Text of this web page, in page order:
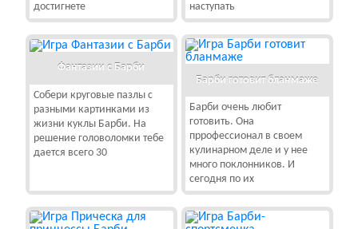
достигнете
наступать
Фантазии с Барби
Собери круговые пазлы с
разными картинками из
жизни куклы Барби. На
решение головоломки тебе
дается всего 30
Барби готовит бланмаже
Барби очень любит
готовить. Она
пррофессионал в своем
кулинарном деле и у нее
много поклонников. И
сегодня по их